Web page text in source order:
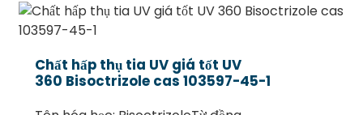
Chất hấp thụ tia UV giá tốt UV
360 Bisoctrizole cas 103597-45-1